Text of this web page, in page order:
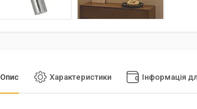
Опис Характеристики Інформація